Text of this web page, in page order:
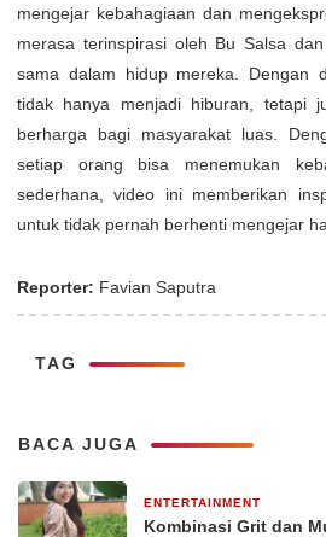
mengejar kebahagiaan dan
merasa terinspirasi oleh Bu Salsa
sama dalam hidup mereka. Dengan
tidak hanya menjadi hiburan, tetapi
berharga bagi masyarakat luas.
setiap orang bisa menemukan
sederhana, video ini memberikan
untuk tidak pernah berhenti mengejar
Reporter: Favian Saputra
TAG
BACA JUGA
ENTERTAINMENT
Kombinasi Grit dan